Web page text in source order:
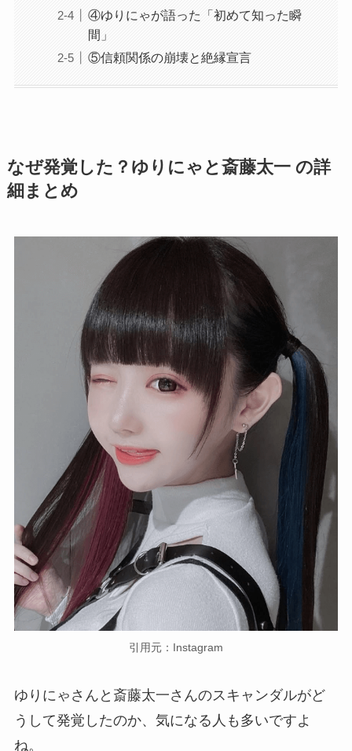
④ゆりにゃが語った「初めて知った瞬
間」
⑤信頼関係の崩壊と絶縁宣言
なぜ発覚した？ゆりにゃと斎藤太一 の詳
細まとめ
引用元：Instagram
ゆりにゃさんと斎藤太一さんのスキャンダルがど
うして発覚したのか、気になる人も多いですよ
ね。